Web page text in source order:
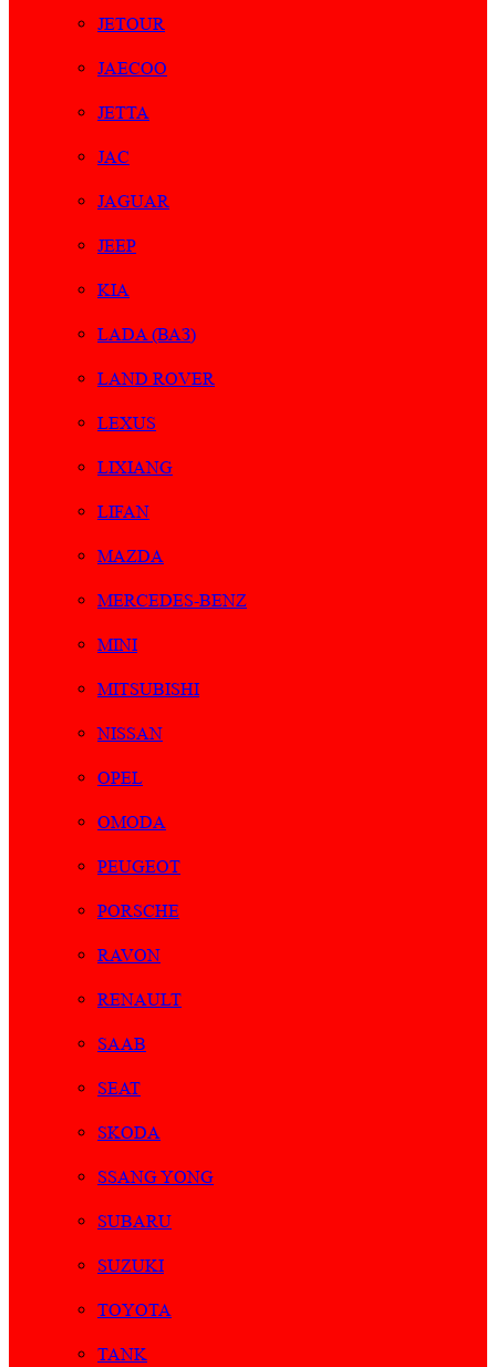
JETOUR
JAECOO
JETTA
JAC
JAGUAR
JEEP
KIA
LADA (ВАЗ)
LAND ROVER
LEXUS
LIXIANG
LIFAN
MAZDA
MERCEDES-BENZ
MINI
MITSUBISHI
NISSAN
OPEL
OMODA
PEUGEOT
PORSCHE
RAVON
RENAULT
SAAB
SEAT
SKODA
SSANG YONG
SUBARU
SUZUKI
TOYOTA
TANK